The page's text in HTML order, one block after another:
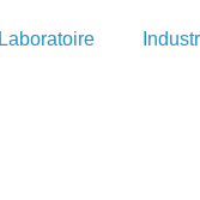
Laboratoire